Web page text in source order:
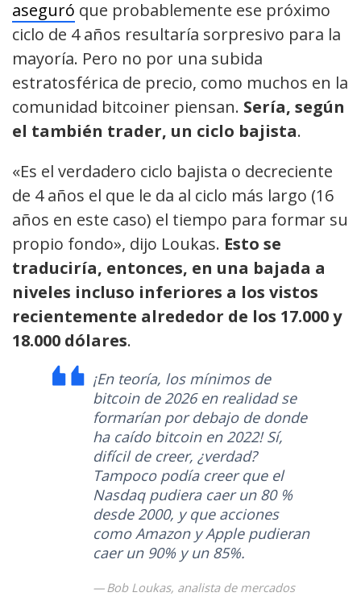
aseguró que probablemente ese próximo
ciclo de 4 años resultaría sorpresivo para la
mayoría. Pero no por una subida
estratosférica de precio, como muchos en la
comunidad bitcoiner piensan. Sería, según
el también trader, un ciclo bajista.
«Es el verdadero ciclo bajista o decreciente
de 4 años el que le da al ciclo más largo (16
años en este caso) el tiempo para formar su
propio fondo», dijo Loukas. Esto se
traduciría, entonces, en una bajada a
niveles incluso inferiores a los vistos
recientemente alrededor de los 17.000 y
18.000 dólares.
¡En teoría, los mínimos de
bitcoin de 2026 en realidad se
formarían por debajo de donde
ha caído bitcoin en 2022! Sí,
difícil de creer, ¿verdad?
Tampoco podía creer que el
Nasdaq pudiera caer un 80 %
desde 2000, y que acciones
como Amazon y Apple pudieran
caer un 90% y un 85%.
Bob Loukas, analista de mercados